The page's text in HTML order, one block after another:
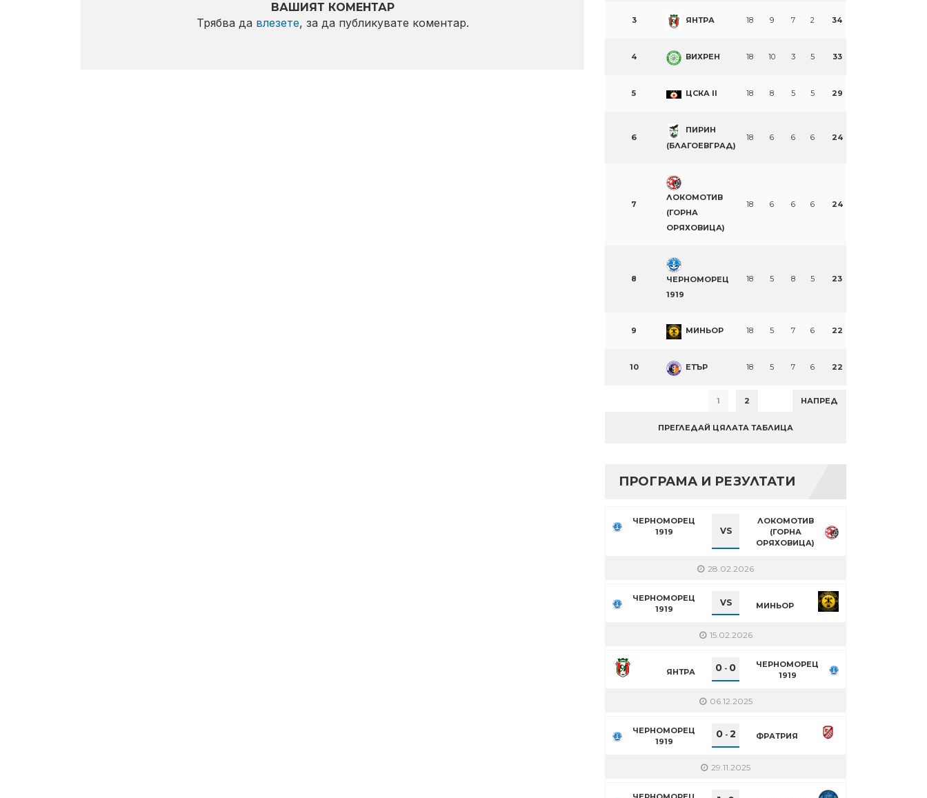
ВАШИЯТ КОМЕНТАР
Трябва да влезете, за да публикувате коментар. 3 ЯНТРА 18 9 7 2 34
4 ВИХРЕН 18 10 3 5 33
5 ЦСКА II 18 8 5 5 29
6
ПИРИН
(БЛАГОЕВГРАД)
18 6 6 6 24
7
ЛОКОМОТИВ
(ГОРНА
ОРЯХОВИЦА)
18 6 6 6 24
8
ЧЕРНОМОРЕЦ
1919
18 5 8 5 23
9 МИНЬОР 18 5 7 6 22
10 ЕТЪР 18 5 7 6 22
1 2 НАПРЕД
ПРЕГЛЕДАЙ ЦЯЛАТА ТАБЛИЦА
ПРОГРАМА И РЕЗУЛТАТИ
ЧЕРНОМОРЕЦ
1919
VS
ЛОКОМОТИВ
(ГОРНА
ОРЯХОВИЦА)
28.02.2026
ЧЕРНОМОРЕЦ
1919
VS МИНЬОР
15.02.2026
ЯНТРА 0 - 0
ЧЕРНОМОРЕЦ
1919
06.12.2025
ЧЕРНОМОРЕЦ
1919
0- 2 ФРАТРИЯ
29.11.2025